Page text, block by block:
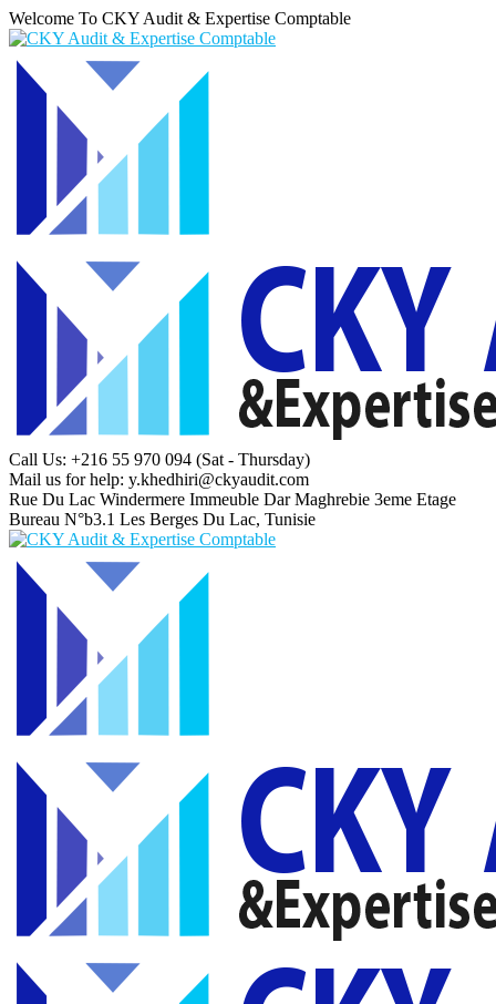
Welcome To CKY Audit & Expertise Comptable
Call Us: +216 55 970 094 (Sat - Thursday)
Mail us for help: y.khedhiri@ckyaudit.com
Rue Du Lac Windermere Immeuble Dar Maghrebie 3eme Etage
Bureau N°b3.1 Les Berges Du Lac, Tunisie